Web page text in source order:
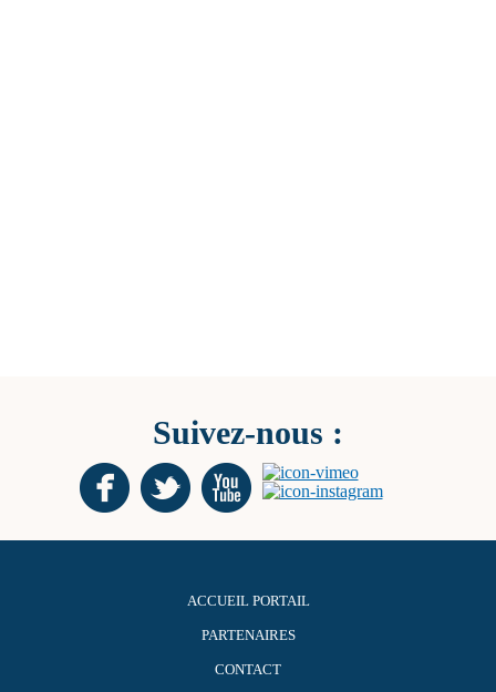
Suivez-nous :
ACCUEIL PORTAIL
PARTENAIRES
CONTACT